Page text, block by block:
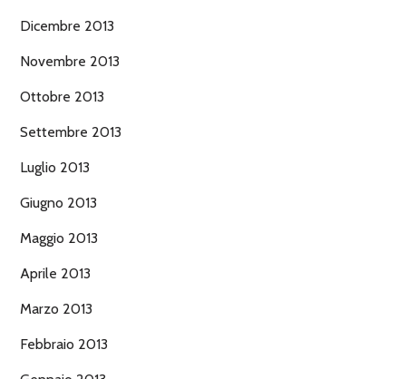
Dicembre 2013
Novembre 2013
Ottobre 2013
Settembre 2013
Luglio 2013
Giugno 2013
Maggio 2013
Aprile 2013
Marzo 2013
Febbraio 2013